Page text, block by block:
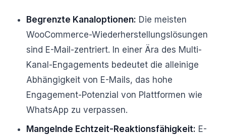
Begrenzte Kanaloptionen: Die meisten
WooCommerce-Wiederherstellungslösungen
sind E-Mail-zentriert. In einer Ära des Multi-
Kanal-Engagements bedeutet die alleinige
Abhängigkeit von E-Mails, das hohe
Engagement-Potenzial von Plattformen wie
WhatsApp zu verpassen.
Mangelnde Echtzeit-Reaktionsfähigkeit: E-